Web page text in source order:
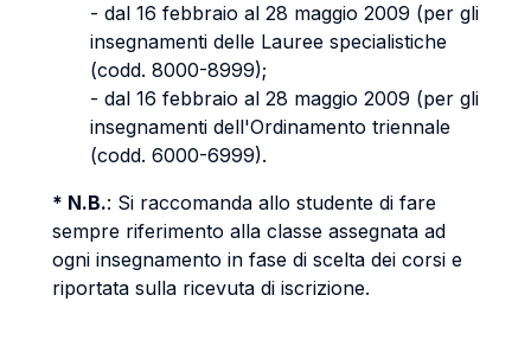
- dal 16 febbraio al 28 maggio 2009 (per gli
insegnamenti delle Lauree specialistiche
(codd. 8000-8999);
- dal 16 febbraio al 28 maggio 2009 (per gli
insegnamenti dell'Ordinamento triennale
(codd. 6000-6999).
* N.B.: Si raccomanda allo studente di fare
sempre riferimento alla classe assegnata ad
ogni insegnamento in fase di scelta dei corsi e
riportata sulla ricevuta di iscrizione.